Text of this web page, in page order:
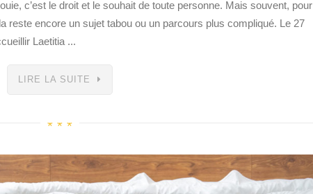
c’est le droit et le souhait de toute personne. Mais souvent, pour
reste encore un sujet tabou ou un parcours plus compliqué. Le 27
Laetitia ...
LIRE LA SUITE